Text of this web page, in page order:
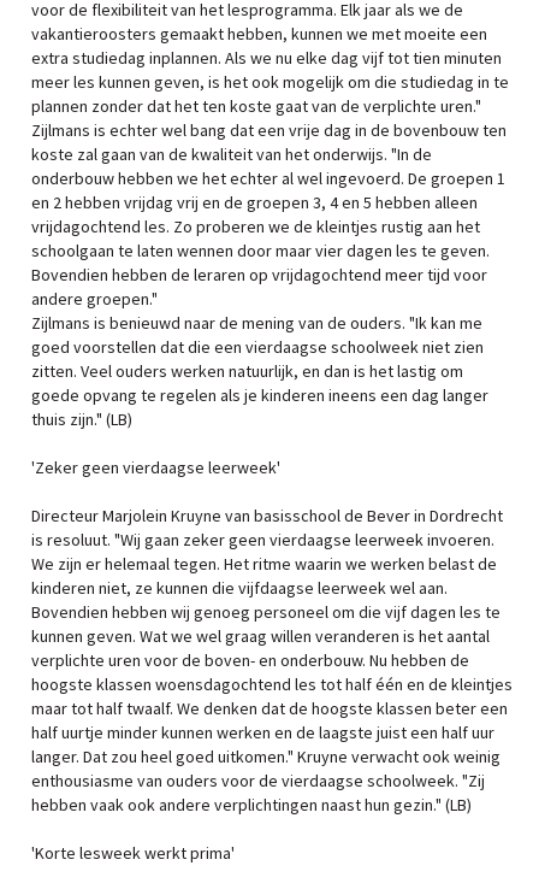
voor de flexibiliteit van het lesprogramma. Elk jaar als we de
vakantieroosters gemaakt hebben, kunnen we met moeite een
extra studiedag inplannen. Als we nu elke dag vijf tot tien minuten
meer les kunnen geven, is het ook mogelijk om die studiedag in te
plannen zonder dat het ten koste gaat van de verplichte uren."
Zijlmans is echter wel bang dat een vrije dag in de bovenbouw ten
koste zal gaan van de kwaliteit van het onderwijs. "In de
onderbouw hebben we het echter al wel ingevoerd. De groepen 1
en 2 hebben vrijdag vrij en de groepen 3, 4 en 5 hebben alleen
vrijdagochtend les. Zo proberen we de kleintjes rustig aan het
schoolgaan te laten wennen door maar vier dagen les te geven.
Bovendien hebben de leraren op vrijdagochtend meer tijd voor
andere groepen."
Zijlmans is benieuwd naar de mening van de ouders. "Ik kan me
goed voorstellen dat die een vierdaagse schoolweek niet zien
zitten. Veel ouders werken natuurlijk, en dan is het lastig om
goede opvang te regelen als je kinderen ineens een dag langer
thuis zijn." (LB)
'Zeker geen vierdaagse leerweek'
Directeur Marjolein Kruyne van basisschool de Bever in Dordrecht
is resoluut. "Wij gaan zeker geen vierdaagse leerweek invoeren.
We zijn er helemaal tegen. Het ritme waarin we werken belast de
kinderen niet, ze kunnen die vijfdaagse leerweek wel aan.
Bovendien hebben wij genoeg personeel om die vijf dagen les te
kunnen geven. Wat we wel graag willen veranderen is het aantal
verplichte uren voor de boven- en onderbouw. Nu hebben de
hoogste klassen woensdagochtend les tot half één en de kleintjes
maar tot half twaalf. We denken dat de hoogste klassen beter een
half uurtje minder kunnen werken en de laagste juist een half uur
langer. Dat zou heel goed uitkomen." Kruyne verwacht ook weinig
enthousiasme van ouders voor de vierdaagse schoolweek. "Zij
hebben vaak ook andere verplichtingen naast hun gezin." (LB)
'Korte lesweek werkt prima'